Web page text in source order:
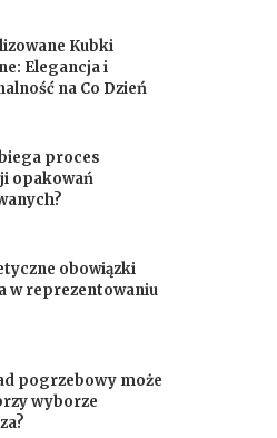
Kubki
Elegancja i
na Co Dzień
proces
opakowań
obowiązki
w reprezentowaniu
pogrzebowy może
wyborze